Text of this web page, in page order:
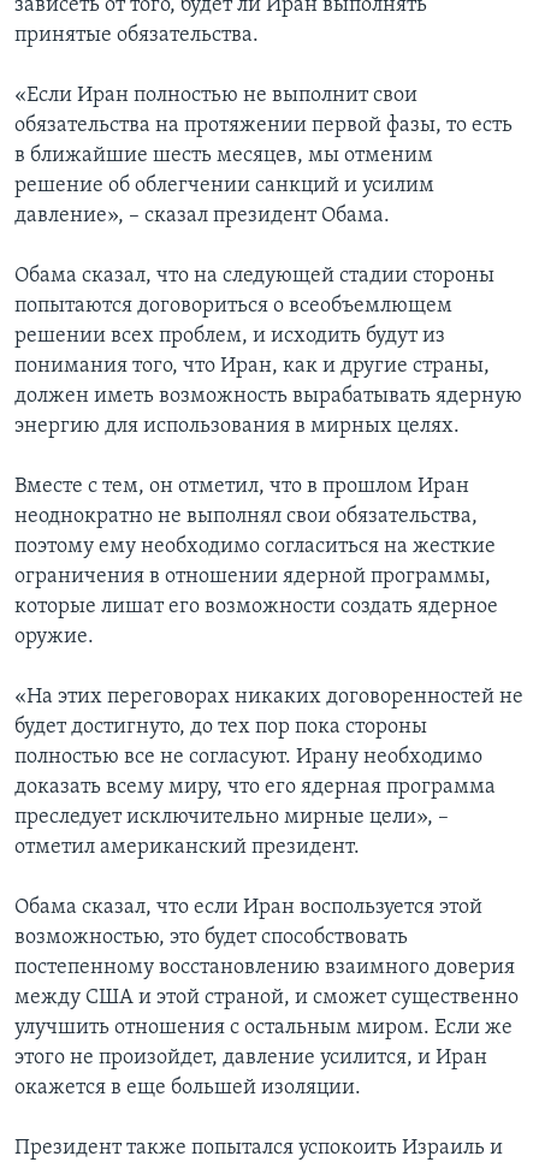
зависеть от того, будет ли Иран выполнять
принятые обязательства.
«Если Иран полностью не выполнит свои
обязательства на протяжении первой фазы, то есть
в ближайшие шесть месяцев, мы отменим
решение об облегчении санкций и усилим
давление», – сказал президент Обама.
Обама сказал, что на следующей стадии стороны
попытаются договориться о всеобъемлющем
решении всех проблем, и исходить будут из
понимания того, что Иран, как и другие страны,
должен иметь возможность вырабатывать ядерную
энергию для использования в мирных целях.
Вместе с тем, он отметил, что в прошлом Иран
неоднократно не выполнял свои обязательства,
поэтому ему необходимо согласиться на жесткие
ограничения в отношении ядерной программы,
которые лишат его возможности создать ядерное
оружие.
«На этих переговорах никаких договоренностей не
будет достигнуто, до тех пор пока стороны
полностью все не согласуют. Ирану необходимо
доказать всему миру, что его ядерная программа
преследует исключительно мирные цели», –
отметил американский президент.
Обама сказал, что если Иран воспользуется этой
возможностью, это будет способствовать
постепенному восстановлению взаимного доверия
между США и этой страной, и сможет существенно
улучшить отношения с остальным миром. Если же
этого не произойдет, давление усилится, и Иран
окажется в еще большей изоляции.
Президент также попытался успокоить Израиль и